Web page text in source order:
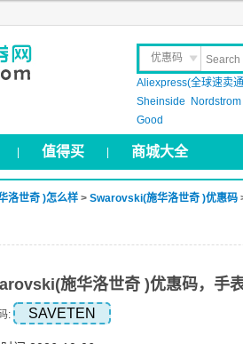
优惠码
晒 单
Aliexpress(全球速卖
Sheinside
Good
值得买 商城大全
洛世奇 )怎么样 > Swarovski(施华洛世奇 )优惠码
施华洛世奇 )优惠码，手
: SAVETEN